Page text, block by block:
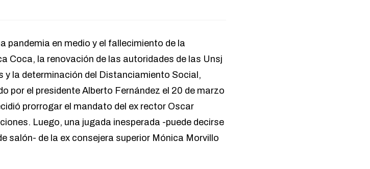
pandemia en medio y el fallecimiento de la
Coca, la renovación de las autoridades de las Unsj
y la determinación del Distanciamiento Social,
por el presidente Alberto Fernández el 20 de marzo
prorrogar el mandato del ex rector Oscar
Luego, una jugada inesperada -puede decirse
salón- de la ex consejera superior Mónica Morvillo